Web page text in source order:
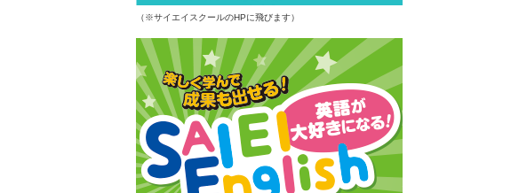
（※サイエイスクールのHPに飛びます）